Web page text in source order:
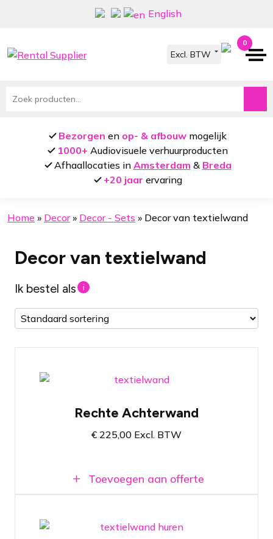
navigatie
inhoud
English
0
Zoeken
Bezorgen en op- & afbouw mogelijk
1000+ Audiovisuele verhuurproducten
Afhaallocaties in Amsterdam & Breda
+20 jaar ervaring
Home » Decor» Decor - Sets » Decor van textielwand
Decor van textielwand
Ik bestel als i
Op basis van textielwand frames
In meerdere afmetingen beschikbaar
Rechte Achterwand
€ 225,00 Excl. BTW
Toevoegen aan offerte